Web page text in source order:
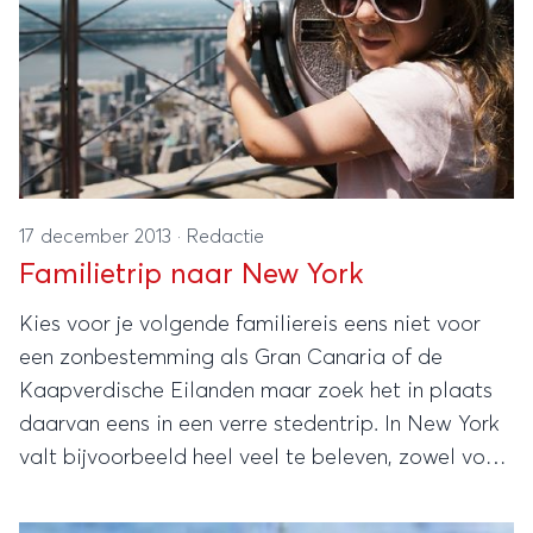
17 december 2013 · Redactie
Familietrip naar New York
Kies voor je volgende familiereis eens niet voor
een zonbestemming als Gran Canaria of de
Kaapverdische Eilanden maar zoek het in plaats
daarvan eens in een verre stedentrip. In New York
valt bijvoorbeeld heel veel te beleven, zowel voor
York nooit.